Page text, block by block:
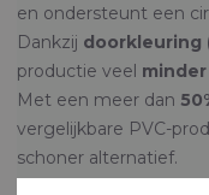
en ondersteunt een
Dankzij doorkleuring
productie veel
Met een meer dan
vergelijkbare PVC-
schoner alternatief.